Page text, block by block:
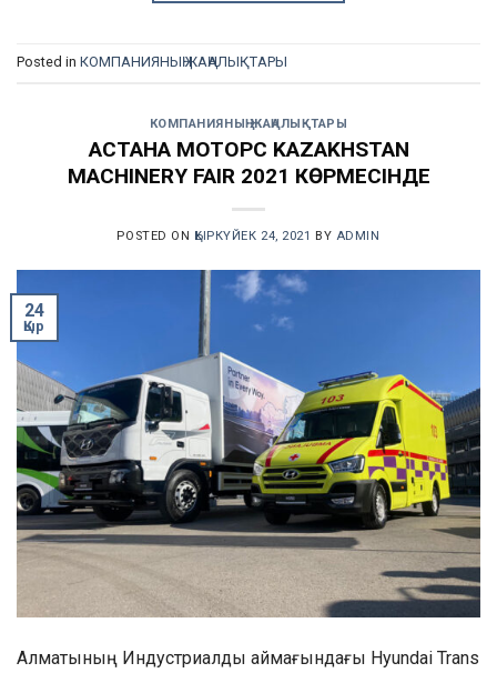
Posted in КОМПАНИЯНЫҢ ЖАҢАЛЫҚТАРЫ
КОМПАНИЯНЫҢ ЖАҢАЛЫҚТАРЫ
АСТАНА МОТОРС KAZAKHSTAN
MACHINERY FAIR 2021 КӨРМЕСІНДЕ
POSTED ON ҚЫРКҮЙЕК 24, 2021 BY ADMIN
24
Қыр
Алматының Индустриалды аймағындағы Hyundai Trans